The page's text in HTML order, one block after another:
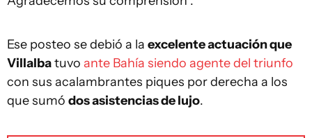
Ese posteo se debió a la excelente actuación que
Villalbatuvo ante Bahía siendo agente del triunfo
con sus acalambrantes piques por derecha a los
que sumó dos asistencias de lujo.